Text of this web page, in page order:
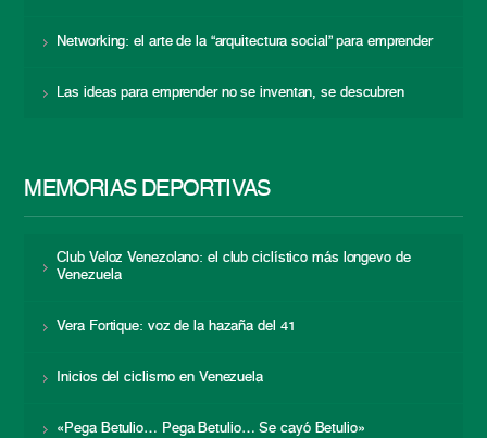
Networking: el arte de la “arquitectura social” para emprender
Las ideas para emprender no se inventan, se descubren
MEMORIAS DEPORTIVAS
Club Veloz Venezolano: el club ciclístico más longevo de
Venezuela
Vera Fortique: voz de la hazaña del 41
Inicios del ciclismo en Venezuela
«Pega Betulio… Pega Betulio… Se cayó Betulio»